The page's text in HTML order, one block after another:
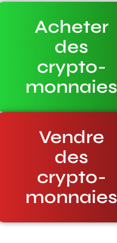
Acheter
des
crypto-
Vendre
des
crypto-